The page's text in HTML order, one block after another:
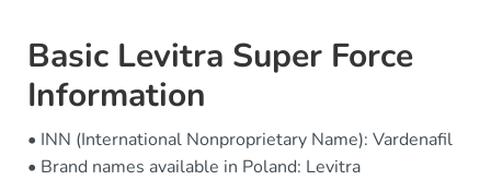
Basic Levitra Super Force
Information
• INN (International Nonproprietary Name): Vardenafil
• Brand names available in Poland: Levitra